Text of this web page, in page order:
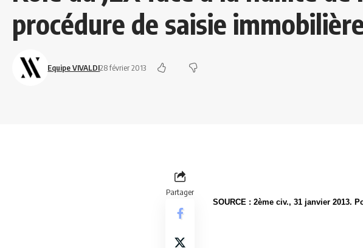
procédure de saisie
Equipe VIVALDI28 février 2013
Partager
SOURCE : 2ème civ., 31 janvier 2013.